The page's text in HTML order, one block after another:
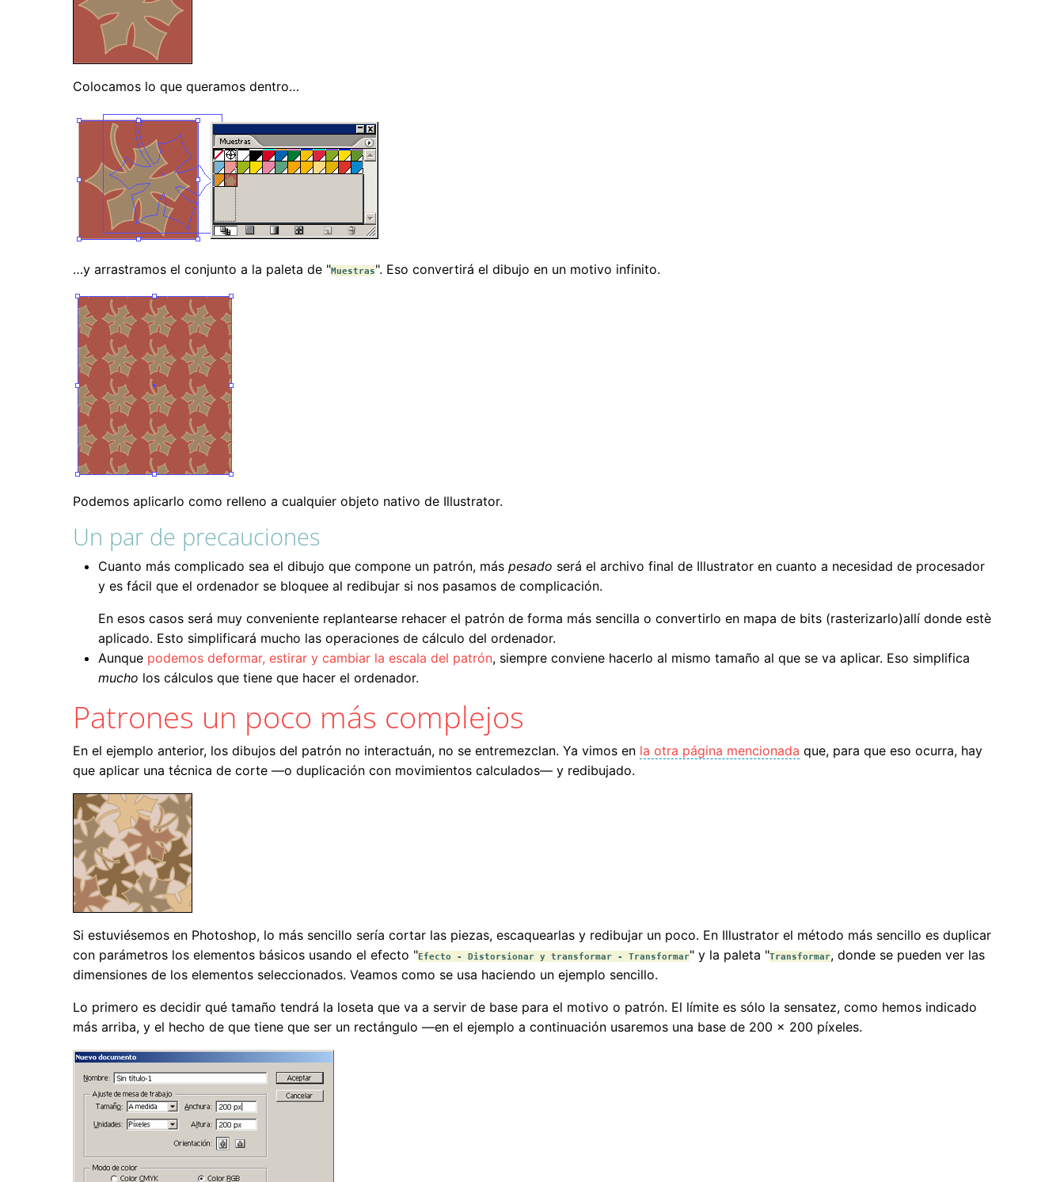
Colocamos lo que queramos dentro…
…y arrastramos el conjunto a la paleta de "Muestras". Eso convertirá el dibujo en un motivo infinito.
Podemos aplicarlo como relleno a cualquier objeto nativo de Illustrator.
Un par de precauciones
Cuanto más complicado sea el dibujo que compone un patrón, más pesado será el archivo final de Illustrator en cuanto a necesidad de procesador
y es fácil que el ordenador se bloquee al redibujar si nos pasamos de complicación.
En esos casos será muy conveniente replantearse rehacer el patrón de forma más sencilla o convertirlo en mapa de bits (rasterizarlo)allí donde estè
aplicado. Esto simplificará mucho las operaciones de cálculo del ordenador.
Aunque podemos deformar, estirar y cambiar la escala del patrón, siempre conviene hacerlo al mismo tamaño al que se va aplicar. Eso simplifica
mucho los cálculos que tiene que hacer el ordenador.
Patrones un poco más complejos
En el ejemplo anterior, los dibujos del patrón no interactuán, no se entremezclan. Ya vimos en la otra página mencionada que, para que eso ocurra, hay
que aplicar una técnica de corte —o duplicación con movimientos calculados— y redibujado.
Si estuviésemos en Photoshop, lo más sencillo sería cortar las piezas, escaquearlas y redibujar un poco. En Illustrator el método más sencillo es duplicar
con parámetros los elementos básicos usando el efecto "Efecto - Distorsionar y transformar - Transformar" y la paleta "Transformar, donde se pueden ver las
dimensiones de los elementos seleccionados. Veamos como se usa haciendo un ejemplo sencillo.
Lo primero es decidir qué tamaño tendrá la loseta que va a servir de base para el motivo o patrón. El límite es sólo la sensatez, como hemos indicado
más arriba, y el hecho de que tiene que ser un rectángulo —en el ejemplo a continuación usaremos una base de 200 × 200 píxeles.